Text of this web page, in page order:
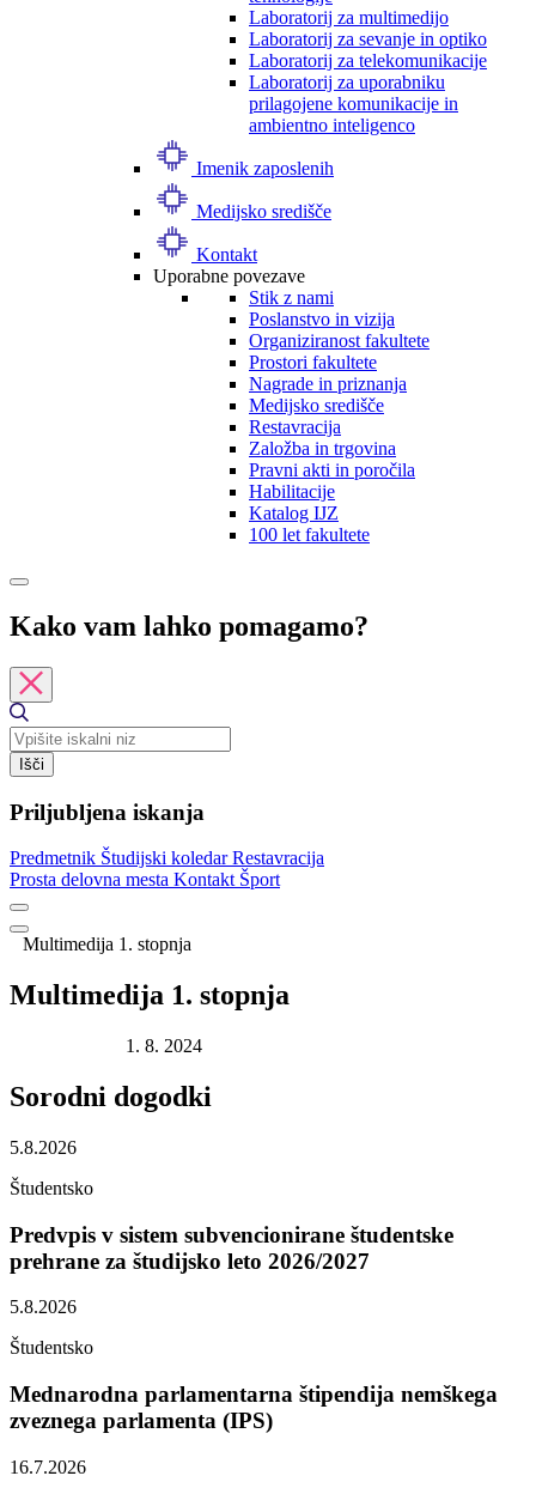
Laboratorij za multimedijo
Laboratorij za sevanje in optiko
Laboratorij za telekomunikacije
Laboratorij za uporabniku
prilagojene komunikacije in
ambientno inteligenco
Imenik zaposlenih
Medijsko središče
Kontakt
Uporabne povezave
Stik z nami
Poslanstvo in vizija
Organiziranost fakultete
Prostori fakultete
Nagrade in priznanja
Medijsko središče
Restavracija
Založba in trgovina
Pravni akti in poročila
Habilitacije
Katalog IJZ
100 let fakultete
Kako vam lahko pomagamo?
Išči
Priljubljena iskanja
Predmetnik Študijski koledarRestavracija
Prosta delovna mesta Kontakt Šport
Multimedija 1. stopnja
Multimedija 1. stopnja
1. 8. 2024
Sorodni dogodki
5.8.2026
Študentsko
Predvpis v sistem subvencionirane študentske
prehrane za študijsko leto 2026/2027
5.8.2026
Študentsko
Mednarodna parlamentarna štipendija nemškega
zveznega parlamenta (IPS)
16.7.2026